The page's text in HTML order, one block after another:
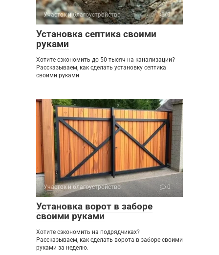
Участок и благоустройство 0
Установка септика своими
руками
Хотите сэкономить до 50 тысяч на канализации?
Рассказываем, как сделать установку септика
своими руками
Участок и благоустройство 0
Установка ворот в заборе
своими руками
Хотите сэкономить на подрядчиках?
Рассказываем, как сделать ворота в заборе своими
руками за неделю.